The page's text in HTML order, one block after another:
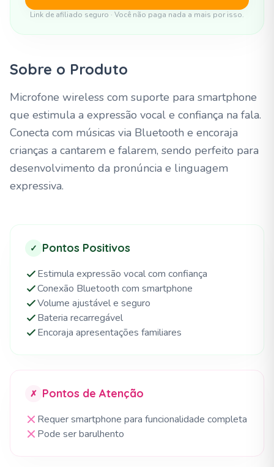
Link de afiliado seguro · Você não paga nada a mais por isso.
Sobre o Produto
Microfone wireless com suporte para smartphone
que estimula a expressão vocal e confiança na fala.
Conecta com músicas via Bluetooth e encoraja
crianças a cantarem e falarem, sendo perfeito para
desenvolvimento da pronúncia e linguagem
expressiva.
✓ Pontos Positivos
Estimula expressão vocal com confiança
Conexão Bluetooth com smartphone
Volume ajustável e seguro
Bateria recarregável
Encoraja apresentações familiares
✗ Pontos de Atenção
Requer smartphone para funcionalidade completa
Pode ser barulhento